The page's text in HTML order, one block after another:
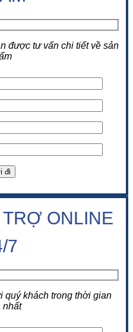
được tư vấn chi tiết về sản
ONLINE
7
quý khách trong thời gian
nhất